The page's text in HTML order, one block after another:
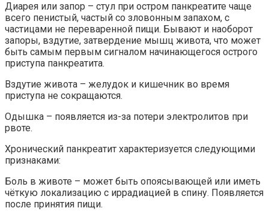
Диарея или запор – стул при остром панкреатите чаще
всего пенистый, частый со зловонным запахом, с
частицами не переваренной пищи. Бывают и наоборот
запоры, вздутие, затвердение мышц живота, что может
быть самым первым сигналом начинающегося острого
приступа панкреатита.
Вздутие живота – желудок и кишечник во время
приступа не сокращаются.
Одышка – появляется из-за потери электролитов при
рвоте.
Хронический панкреатит характеризуется следующими
признаками:
Боль в животе – может быть опоясывающей или иметь
чёткую локализацию с иррадиацией в спину. Появляется
после принятия пищи.